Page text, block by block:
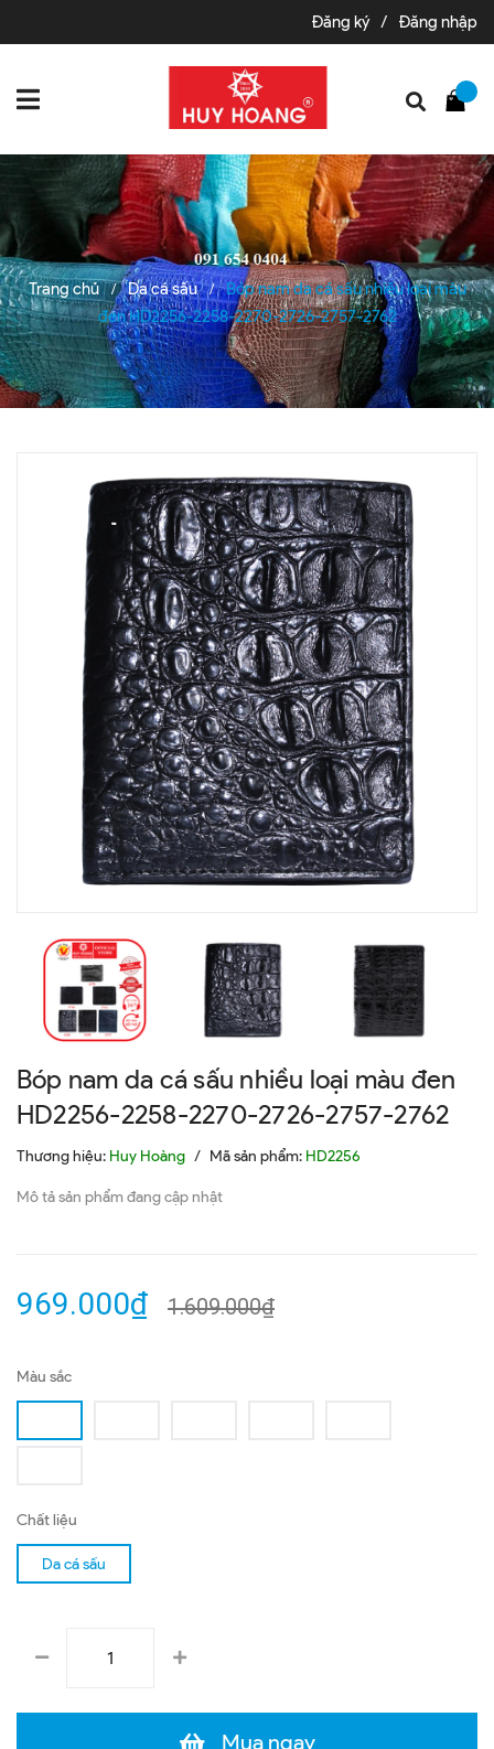
Đăng ký / Đăng nhập
Trang chủ / Da cá sấu /
Bóp nam da cá sấu nhiều loại màu
đen HD2256-2258-2270-2726-2757-2762
Bóp nam da cá sấu nhiều loại màu đen
HD2256-2258-2270-2726-2757-2762
Thương hiệu: Huy Hoàng / Mã sản phẩm: HD2256
Mô tả sản phẩm đang cập nhật
969.000₫ 1.609.000₫
Màu sắc
Chất liệu
Da cá sấu
Mua ngay